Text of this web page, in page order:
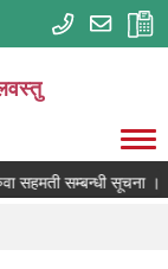
सहमती सम्बन्धी सूचना ।